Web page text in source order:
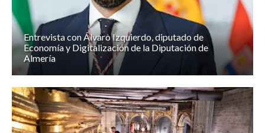
Entrevista con Álvaro Izquierdo, diputado de
Economía y Digitalización de la Diputación de
Almería